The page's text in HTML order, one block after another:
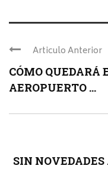
Articulo Anterior
CÓMO QUEDARÁ
AEROPUERTO ...
SIN